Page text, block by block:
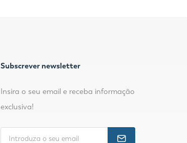
Subscrever newsletter
Insira o seu email e receba informação
exclusiva!